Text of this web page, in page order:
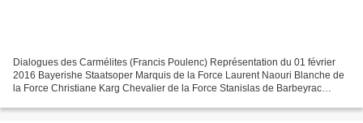
Dialogues des Carmélites (Francis Poulenc) Représentation du 01 février
2016 Bayerishe Staatsoper Marquis de la Force Laurent Naouri Blanche de
la Force Christiane Karg Chevalier de la Force Stanislas de Barbeyrac